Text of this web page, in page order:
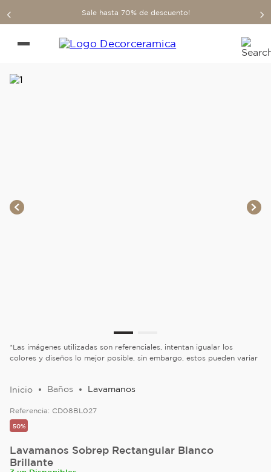
Sale hasta 70% de descuento!
*Las imágenes utilizadas son referenciales, intentan igualar los
colores y diseños lo mejor posible, sin embargo, estos pueden variar
Baños Lavamanos
Referencia: CD08BL027
50%
Lavamanos Sobrep Rectangular Blanco
Brillante